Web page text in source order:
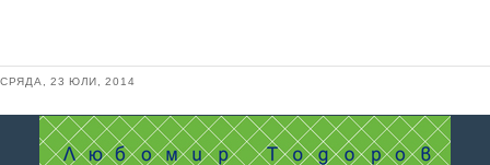
СРЯДА, 23 ЮЛИ, 2014